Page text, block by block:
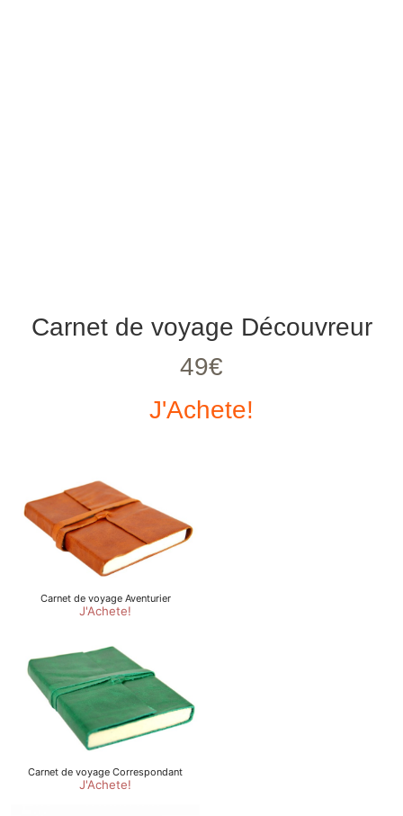
Carnet de voyage Découvreur
49€
J'Achete!